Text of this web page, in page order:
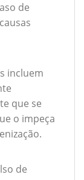
de
incluem
que se
o impeça
de